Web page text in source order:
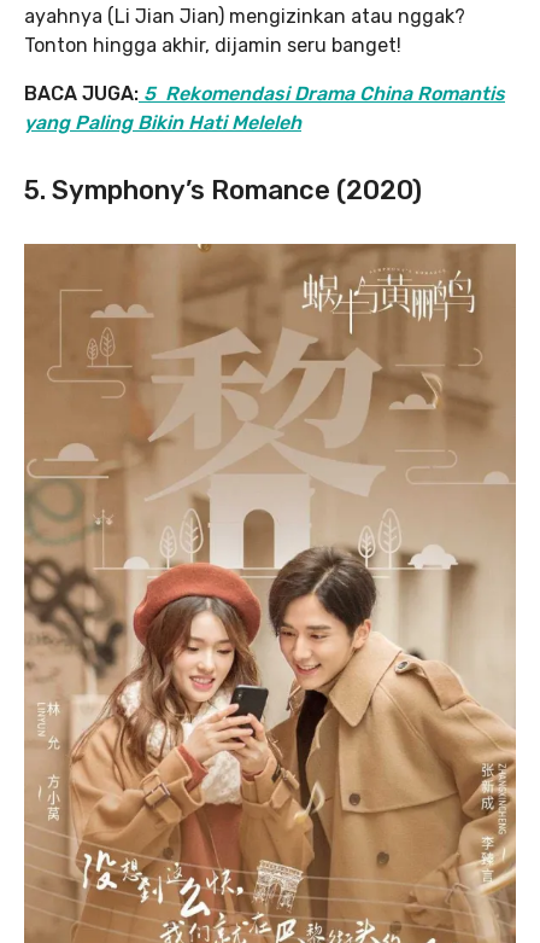
ayahnya (Li Jian Jian) mengizinkan atau nggak?
Tonton hingga akhir, dijamin seru banget!
BACA JUGA: 5 Rekomendasi Drama China Romantis
yang Paling Bikin Hati Meleleh
5. Symphony’s Romance (2020)